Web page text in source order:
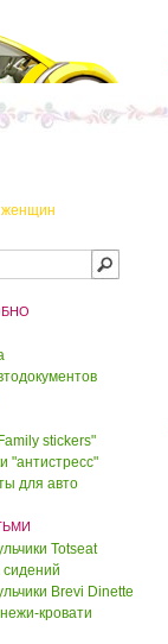
женщин
stickers"
"антистресс"
для авто
Totseat
сидений
Brevi Dinette
кровати
"Белая"
паспорта
(Totseat)